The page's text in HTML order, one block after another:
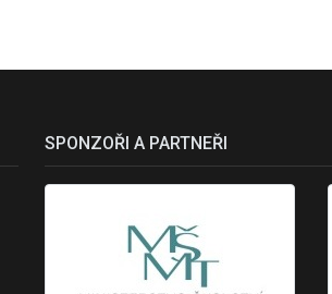
SPONZOŘI A PARTNEŘI